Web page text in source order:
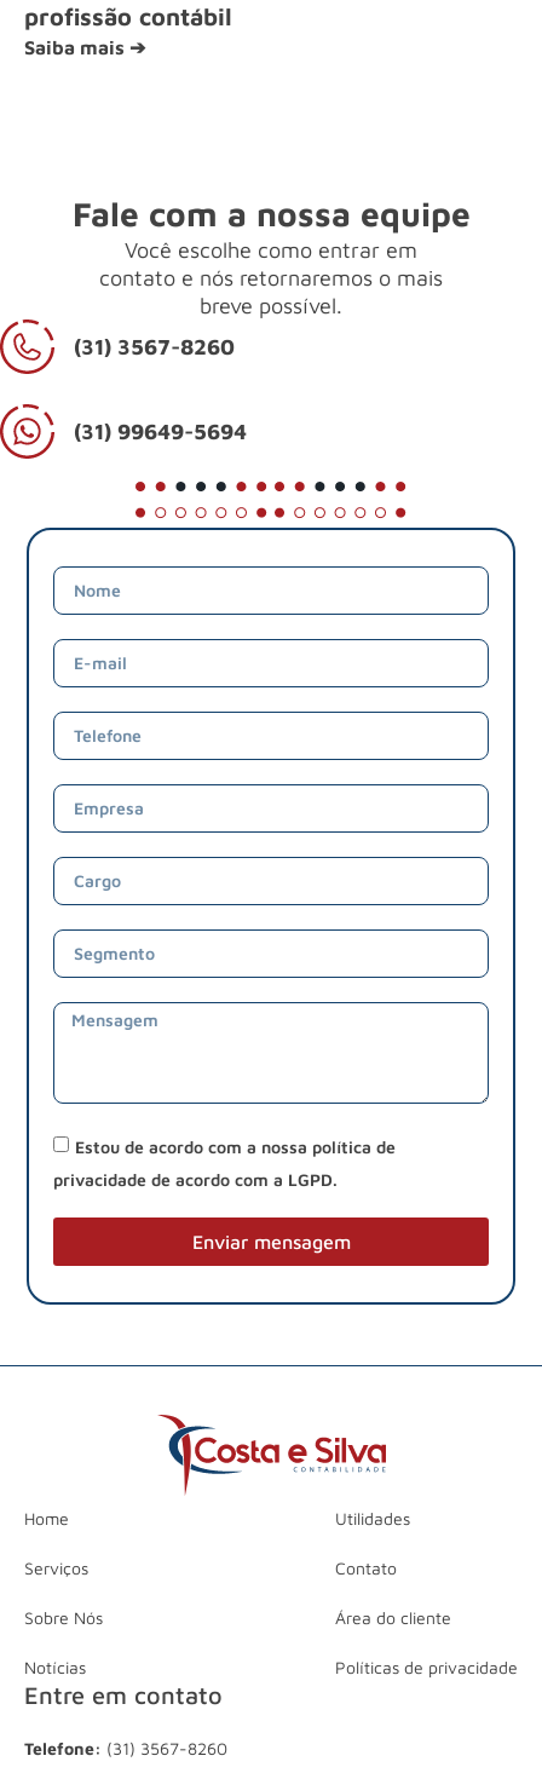
profissão contábil
Saiba mais ➔
Fale com a nossa equipe
Você escolhe como entrar em
contato e nós retornaremos o mais
breve possível.
(31) 3567-8260
(31) 99649-5694
Estou de acordo com a nossa política de
privacidade de acordo com a LGPD.
Enviar mensagem
Home
Serviços
Sobre Nós
Notícias
Utilidades
Contato
Área do cliente
Políticas de privacidade
Entre em contato
Telefone: (31) 3567-8260